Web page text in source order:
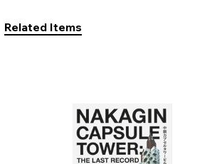
Related Items